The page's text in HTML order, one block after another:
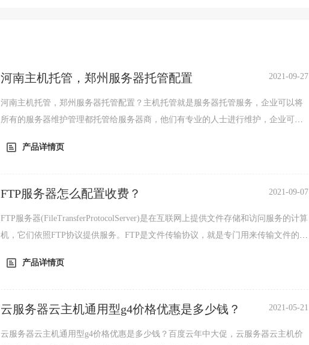
河南主机托管，郑州服务器托管配置 2021-09-27
河南主机托管，郑州服务器托管配置？主机托管就是服务器托管服务，企业可以将
所有的服务器维护管理都托管给服务器商，他们有专业的人士进行维护，企业可以
产品详情页
FTP服务器怎么配置收费？ 2021-09-07
FTP服务器(FileTransferProtocolServer)是在互联网上提供文件存储和访问服务的计算
机，它们依照FTP协议提供服务。FTP是文件传输协议，就是专门用来传输文件的协
产品详情页
云服务器云主机通用型g4价格优惠是多少钱？ 2021-05-21
云服务器云主机通用型g4价格优惠是多少钱？百度云年中大促，云服务器云主机价